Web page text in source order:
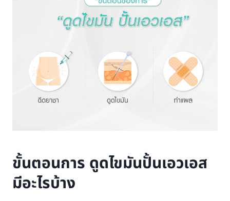
ขั้นตอนการ ดูดไขมันปั้นเอวเอส
มีอะไรบ้าง